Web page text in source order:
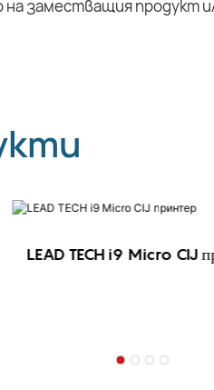
заместващия продукт
LEAD TECH i9 Micro CIJ